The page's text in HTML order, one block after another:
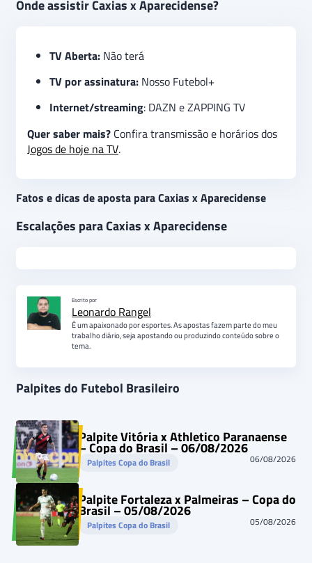
Onde assistir Caxias x Aparecidense?
TV Aberta: Não terá
TV por assinatura: Nosso Futebol+
Internet/streaming: DAZN e ZAPPING TV
Quer saber mais? Confira transmissão e horários dos
Jogos de hoje na TV.
Fatos e dicas de aposta para Caxias x Aparecidense
Escalações para Caxias x Aparecidense
Escrito por
Leonardo Rangel
É um apaixonado por esportes. As apostas fazem parte do meu
trabalho diário, seja apostando ou produzindo conteúdo sobre o
tema.
Palpites do Futebol Brasileiro
Palpite Vitória x Athletico Paranaense
– Copa do Brasil – 06/08/2026
Palpites Copa do Brasil 06/08/2026
Palpite Fortaleza x Palmeiras – Copa do
Brasil – 05/08/2026
Palpites Copa do Brasil 05/08/2026